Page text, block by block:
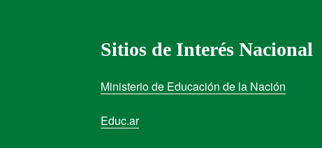
Sitios de Interés Nacional
Ministerio de Educación de la Nación
Educ.ar